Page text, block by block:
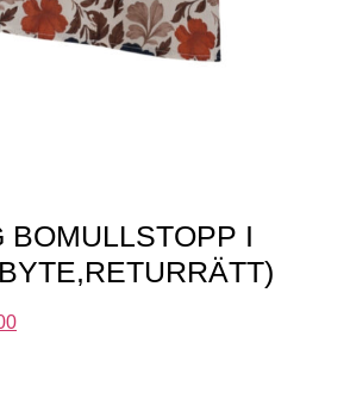
BOMULLSTOPP I